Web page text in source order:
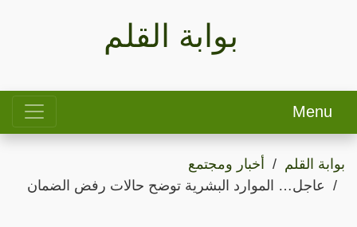
بوابة القلم
Menu
بوابة القلم
أخبار ومجتمع
عاجل… الموارد البشرية توضح حالات رفض الضمان